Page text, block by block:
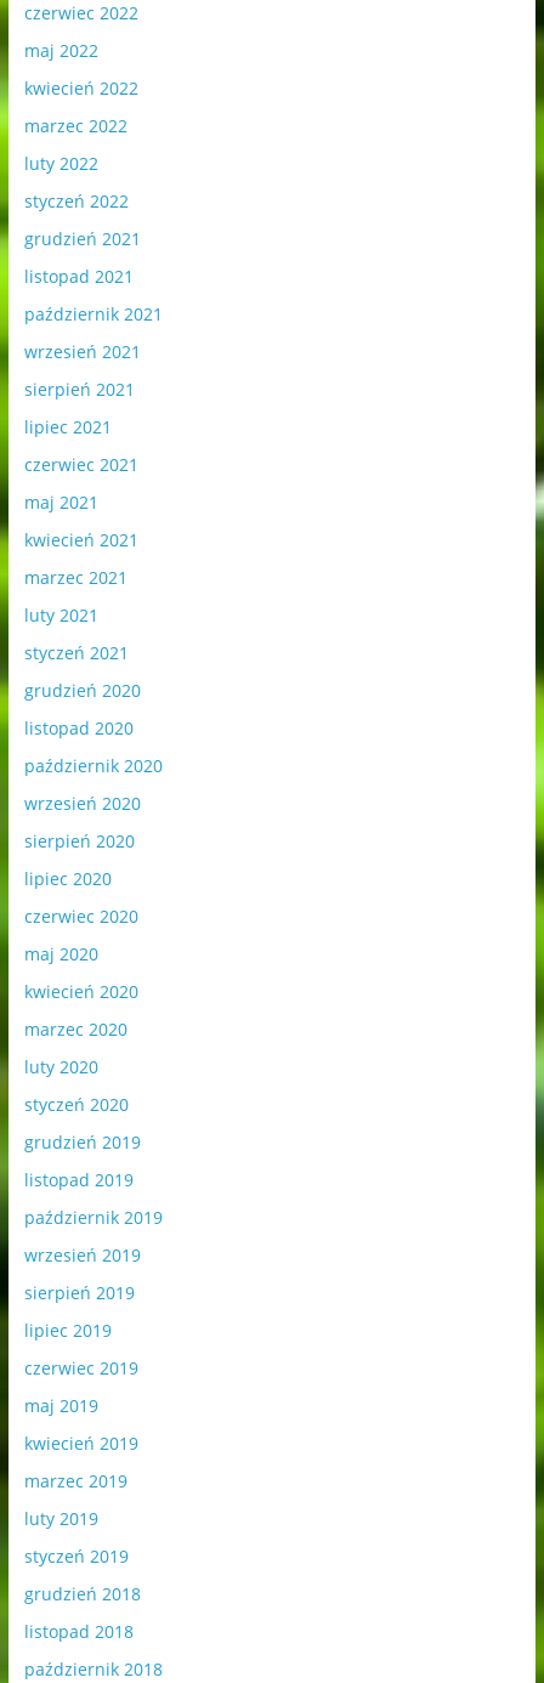
czerwiec 2022
maj 2022
kwiecień 2022
marzec 2022
luty 2022
styczeń 2022
grudzień 2021
listopad 2021
październik 2021
wrzesień 2021
sierpień 2021
lipiec 2021
czerwiec 2021
maj 2021
kwiecień 2021
marzec 2021
luty 2021
styczeń 2021
grudzień 2020
listopad 2020
październik 2020
wrzesień 2020
sierpień 2020
lipiec 2020
czerwiec 2020
maj 2020
kwiecień 2020
marzec 2020
luty 2020
styczeń 2020
grudzień 2019
listopad 2019
październik 2019
wrzesień 2019
sierpień 2019
lipiec 2019
czerwiec 2019
maj 2019
kwiecień 2019
marzec 2019
luty 2019
styczeń 2019
grudzień 2018
listopad 2018
październik 2018